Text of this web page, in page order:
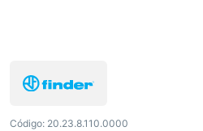
Código: 20.23.8.110.0000